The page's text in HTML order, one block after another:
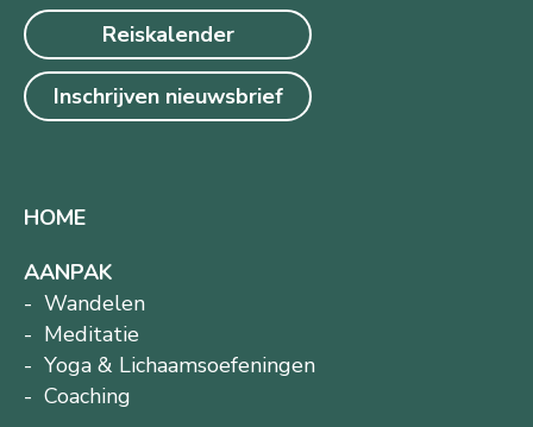
Reiskalender
Inschrijven nieuwsbrief
HOME
AANPAK
Wandelen
Meditatie
Yoga & Lichaamsoefeningen
Coaching